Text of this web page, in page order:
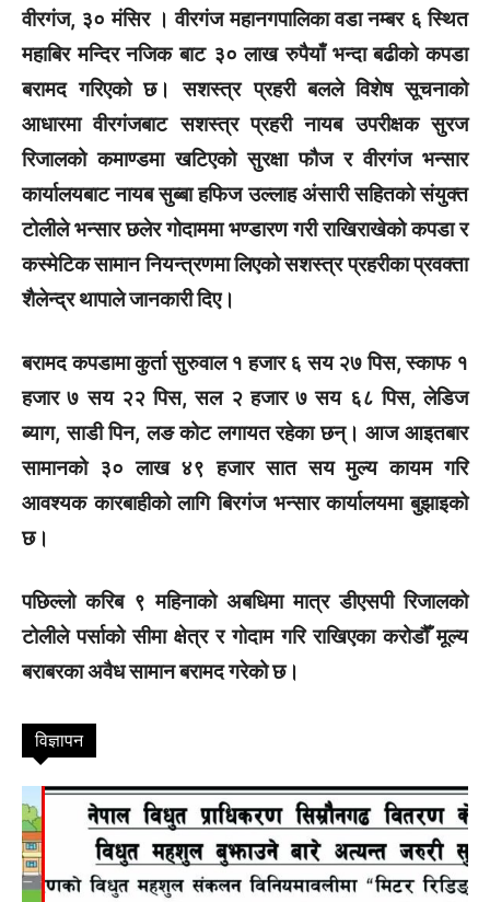
वीरगंज, ३० मंसिर । वीरगंज महानगपालिका वडा नम्बर ६ स्थित
महाबिर मन्दिर नजिक बाट ३० लाख रुपैयाँ भन्दा बढीको कपडा
बरामद गरिएको छ। सशस्त्र प्रहरी बलले विशेष सूचनाको
आधारमा वीरगंजबाट सशस्त्र प्रहरी नायब उपरीक्षक सुरज
रिजालको कमाण्डमा खटिएको सुरक्षा फौज र वीरगंज भन्सार
कार्यालयबाट नायब सुब्बा हफिज उल्लाह अंसारी सहितको संयुक्त
टोलीले भन्सार छलेर गोदाममा भण्डारण गरी राखिराखेको कपडा र
कस्मेटिक सामान नियन्त्रणमा लिएको सशस्त्र प्रहरीका प्रवक्ता
शैलेन्द्र थापाले जानकारी दिए।
बरामद कपडामा कुर्ता सुरुवाल १ हजार ६ सय २७ पिस, स्काफ १
हजार ७ सय २२ पिस, सल २ हजार ७ सय ६८ पिस, लेडिज
ब्याग, साडी पिन, लङ कोट लगायत रहेका छन्। आज आइतबार
सामानको ३० लाख ४९ हजार सात सय मुल्य कायम गरि
आवश्यक कारबाहीको लागि बिरगंज भन्सार कार्यालयमा बुझाइको
छ।
पछिल्लो करिब ९ महिनाको अबधिमा मात्र डीएसपी रिजालको
टोलीले पर्साको सीमा क्षेत्र र गोदाम गरि राखिएका करोडौँ मूल्य
बराबरका अवैध सामान बरामद गरेको छ।
विज्ञापन